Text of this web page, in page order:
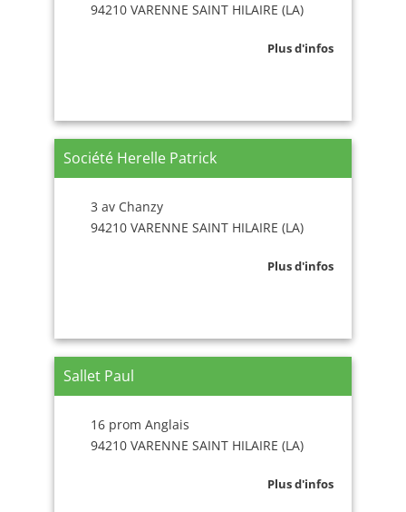
94210 VARENNE SAINT HILAIRE (LA)
Plus d'infos
Société Herelle Patrick
3 av Chanzy
94210 VARENNE SAINT HILAIRE (LA)
Plus d'infos
Sallet Paul
16 prom Anglais
94210 VARENNE SAINT HILAIRE (LA)
Plus d'infos